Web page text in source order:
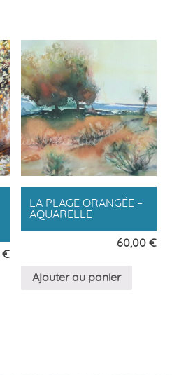
€
LA PLAGE ORANGÉE –
AQUARELLE
60,00 €
Ajouter au panier